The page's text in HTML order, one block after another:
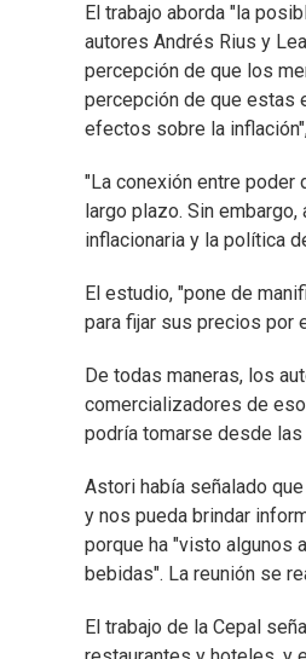
El trabajo aborda "la
autores Andrés Rius y
percepción de que los
percepción de que estas
efectos sobre la
"La conexión entre poder
largo plazo. Sin
inflacionaria y la política
El estudio, "pone de
para fijar sus precios por
De todas maneras, los
comercializadores de
podría tomarse desde
Astori había señalado
y nos pueda brindar
porque ha "visto algunos
bebidas". La reunión se
El trabajo de la Cepal